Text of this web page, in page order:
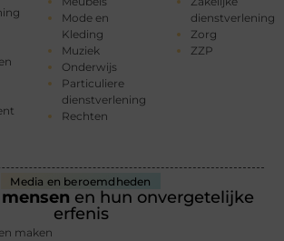
Mode en
Kleding
Muziek
Onderwijs
Particuliere
dienstverlening
Rechten
dienstverlening
Zorg
ZZP
Media en beroemdheden
en hun onvergetelijke
erfenis
maken